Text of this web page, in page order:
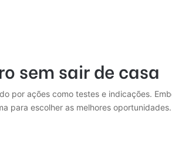
sem sair de casa
por ações como testes e indicações.
para escolher as melhores